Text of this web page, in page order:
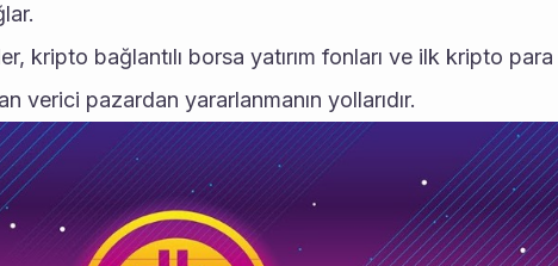
kripto bağlantılı borsa yatırım fonları ve ilk kripto
verici pazardan yararlanmanın yollarıdır.